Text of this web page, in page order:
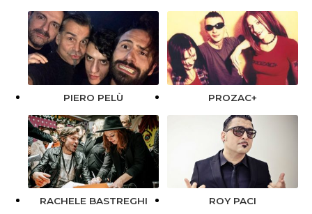
PIERO PELÙ PROZAC+
RACHELE BASTREGHI ROY PACI